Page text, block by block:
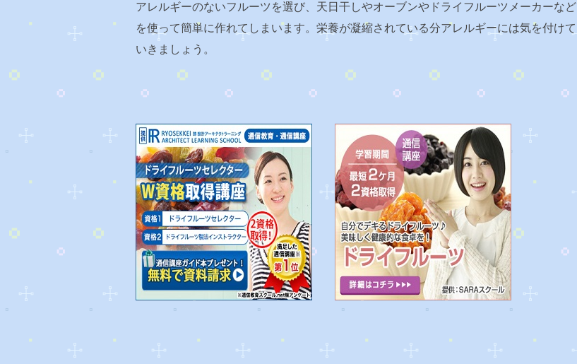
アレルギーのないフルーツを選び、天日干しやオーブンやドライフルーツメーカーなど
を使って簡単に作れてしまいます。栄養が凝縮されている分アレルギーには気を付けて
いきましょう。